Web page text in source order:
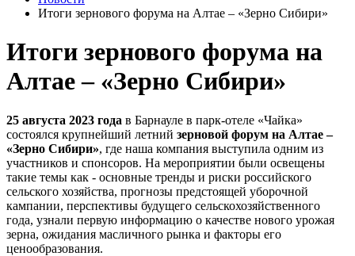
Итоги зернового форума на Алтае – «Зерно Сибири»
Итоги зернового форума на
Алтае – «Зерно Сибири»
25 августа 2023 года в Барнауле в парк-отеле «Чайка»
состоялся крупнейший летний зерновой форум на Алтае –
«Зерно Сибири», где наша компания выступила одним из
участников и спонсоров. На мероприятии были освещены
такие темы как - основные тренды и риски российского
сельского хозяйства, прогнозы предстоящей уборочной
кампании, перспективы будущего сельскохозяйственного
года, узнали первую информацию о качестве нового урожая
зерна, ожидания масличного рынка и факторы его
ценообразования.